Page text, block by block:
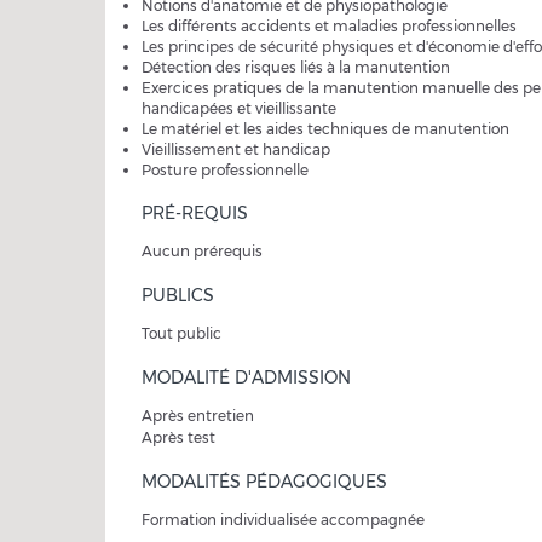
Notions d'anatomie et de physiopathologie
Les différents accidents et maladies professionnelles
Les principes de sécurité physiques et d'économie
Détection des risques liés à la manutention
Exercices pratiques de la manutention manuelle des
handicapées et vieillissante
Le matériel et les aides techniques de manutention
Vieillissement et handicap
Posture professionnelle
PRÉ-REQUIS
Aucun prérequis
PUBLICS
Tout public
MODALITÉ D'ADMISSION
Après entretien
Après test
MODALITÉS PÉDAGOGIQUES
Formation individualisée accompagnée